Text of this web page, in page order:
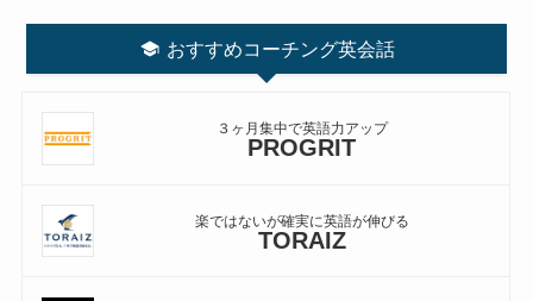
おすすめコーチング英会話
３ヶ月集中で英語力アップ
PROGRIT
楽ではないが確実に英語が伸びる
TORAIZ